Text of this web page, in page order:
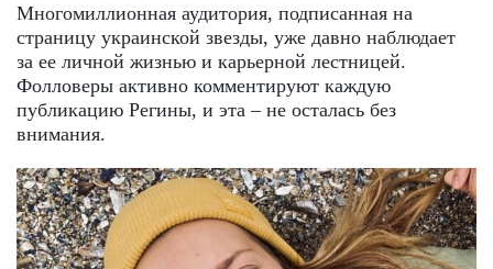
Многомиллионная аудитория, подписанная на
страницу украинской звезды, уже давно наблюдает
за ее личной жизнью и карьерной лестницей.
Фолловеры активно комментируют каждую
публикацию Регины, и эта – не осталась без
внимания.